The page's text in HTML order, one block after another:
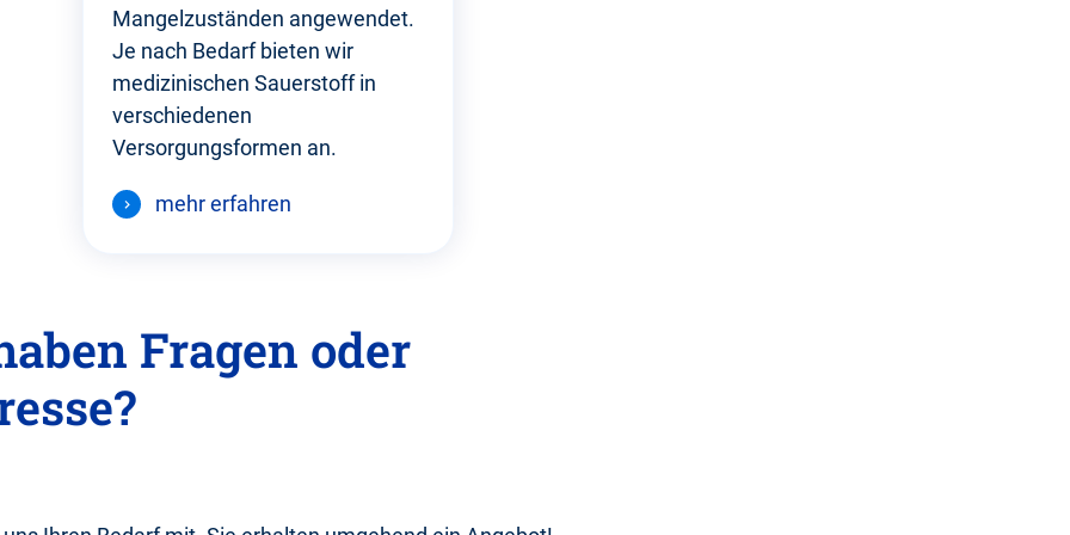
Mangelzuständen angewendet.
Je nach Bedarf bieten wir
medizinischen Sauerstoff in
verschiedenen
Versorgungsformen an.
mehr erfahren
Fragen oder